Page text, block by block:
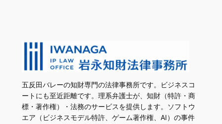
五反田バレーの知財専門の法律事務所です。ビジネスコ
ートにも至近距離です。理系弁護士が、知財（特許・商
標・著作権）・法務のサービスを提供します。ソフトウ
エア（ビジネスモデル特許、ゲーム著作権、AI）の事件